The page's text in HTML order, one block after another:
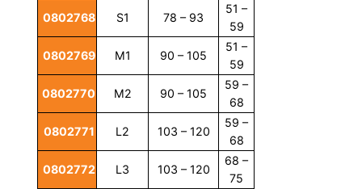
0802768 S1 78 – 93
51 –
59
0802769 M1 90 – 105
51 –
59
0802770 M2 90 – 105
59 –
68
0802771 L2 103 – 120
59 –
68
0802772 L3 103 – 120
68 –
75